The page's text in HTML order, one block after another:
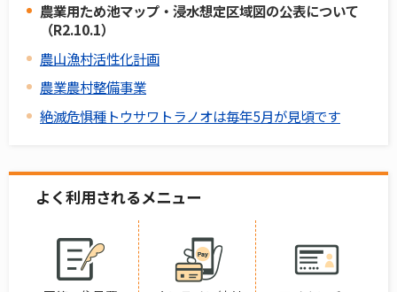
農業用ため池マップ・浸水想定区域図の公表について
（R2.10.1）
農山漁村活性化計画
農業農村整備事業
絶滅危惧種トウサワトラノオは毎年5月が見頃です
よく利用されるメニュー